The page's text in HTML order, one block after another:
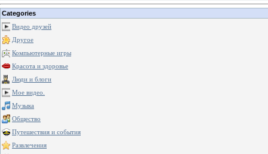
Categories
Видео друзей
Другое
Компьютерные игры
Красота и здоровье
Люди и блоги
Мое видео.
Музыка
Общество
Путешествия и события
Развлечения